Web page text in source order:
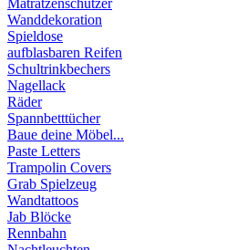
Matratzenschützer
Wanddekoration
Spieldose
aufblasbaren Reifen
Schultrinkbechers
Nagellack
Räder
Spannbetttücher
Baue deine Möbel...
Paste Letters
Trampolin Covers
Grab Spielzeug
Wandtattoos
Jab Blöcke
Rennbahn